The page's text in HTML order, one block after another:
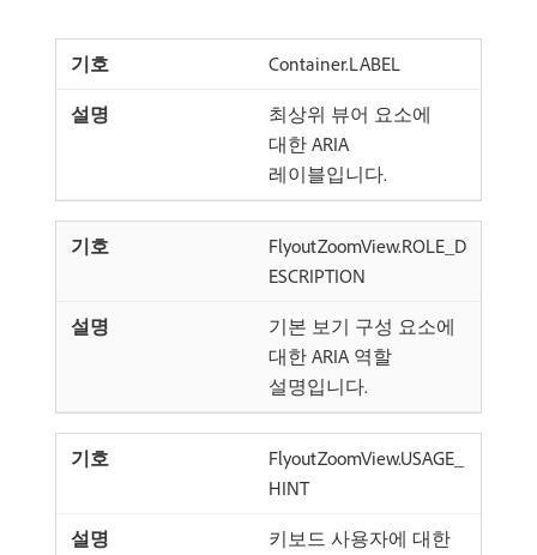
Container.LABEL
최상위 뷰어 요소에
대한 ARIA
레이블입니다.
FlyoutZoomView.ROLE_D
ESCRIPTION
기본 보기 구성 요소에
대한 ARIA 역할
설명입니다.
FlyoutZoomView.USAGE_
HINT
키보드 사용자에 대한